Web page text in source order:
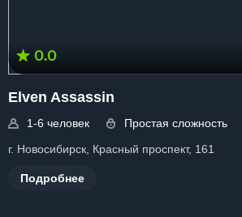
0.0
Elven Assassin
1-6 человек
Простая сложность
г. Новосибирск, Красный проспект, 161
Подробнее